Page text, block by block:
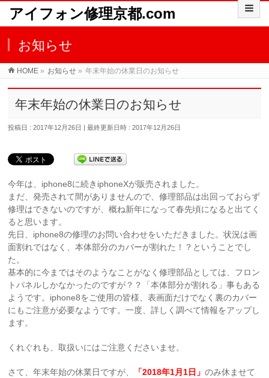
アイフォン修理京都.com
お知らせ
HOME » お知らせ » 年末年始の休業日のお知らせ
年末年始の休業日のお知らせ
投稿日 : 2017年12月26日 最終更新日時 : 2017年12月26日
今年は、iphone8に続きiphoneXが販売されました。
まだ、発売されて間がありませんので、修理部品は出回っておらず
修理はできないのですが、概ね新年になって春先頃になると出てく
ると思います。
先日、iphone8の修理のお問い合わせをいただきました。状況は画
面割れではなく、本体部分のカバーが割れた！？ということでし
た。
基本的に今まではそのようなことがなく修理部品としては、フロン
トパネルしかなかったのですが？？「本体部分が割れる」事もある
ようです。iphone8をご使用の皆様、表画面だけでなく裏のカバー
にもご注意が必要なようです。一度、詳しく調べて情報をアップし
ます。
くれぐれも、取扱いにはご注意くださいませ。
さて、年末年始の休業日ですが、 「2018年1月1日」のみ休ませて